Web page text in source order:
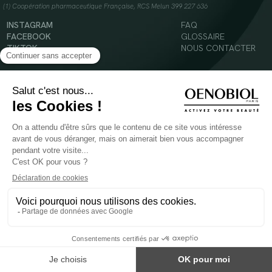
(1) Coopération pharmaceutique Française, RCS Melun 399 227 636
INSTAGRAM
FACEBOOK
TIKTOK
YOUTUBE
FAQ
GLOSSAIRE
NOUS CONTACTER
© 2024 Oenobiol Paris
Mentions légales
Politique en matière de cookies
POUR VOTRE SANTÉ, MANGEZ AU MOINS CINQ FRUITS ET LÉGUMES PAR JOUR -
Les complément alimentaires doivent être utilisés dans le cadre d'un mode de vie sain et
ne pas être utilisés comme substituts d'un régimes alimentaire varié et équilibré.